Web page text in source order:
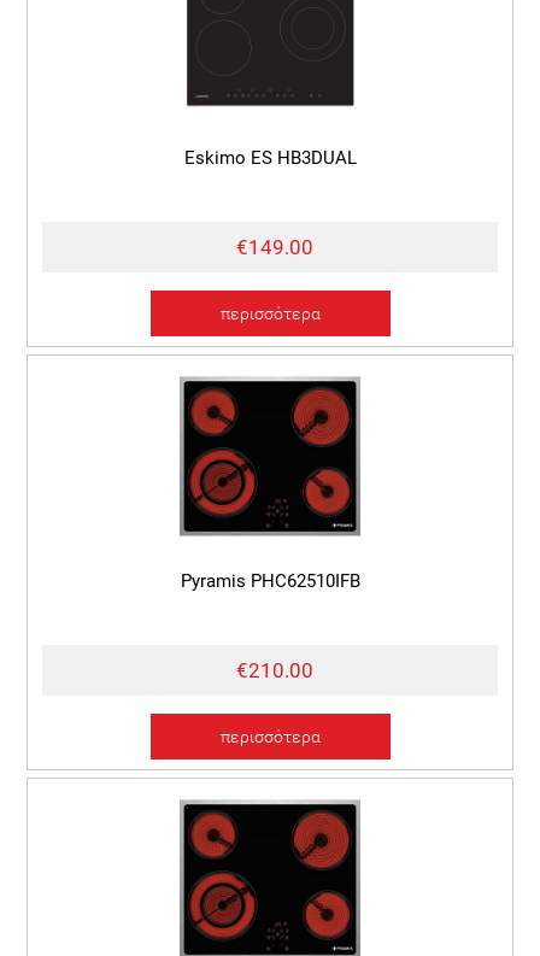
Eskimo ES HB3DUAL
€149.00
περισσότερα
Pyramis PHC62510IFB
€210.00
περισσότερα